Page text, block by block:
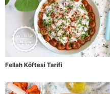
Fellah Köftesi Tarifi